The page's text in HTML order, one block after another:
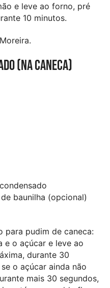
e leve ao forno, pré
10 minutos.
(na caneca)
baunilha (opcional)
para pudim de caneca:
e o açúcar e leve ao
durante 30
o açúcar ainda não
mais 30 segundos,